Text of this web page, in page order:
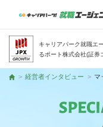
キャリアパーク就職エ
るポート株式会社(証券
トップ
経営者インタビュー マ